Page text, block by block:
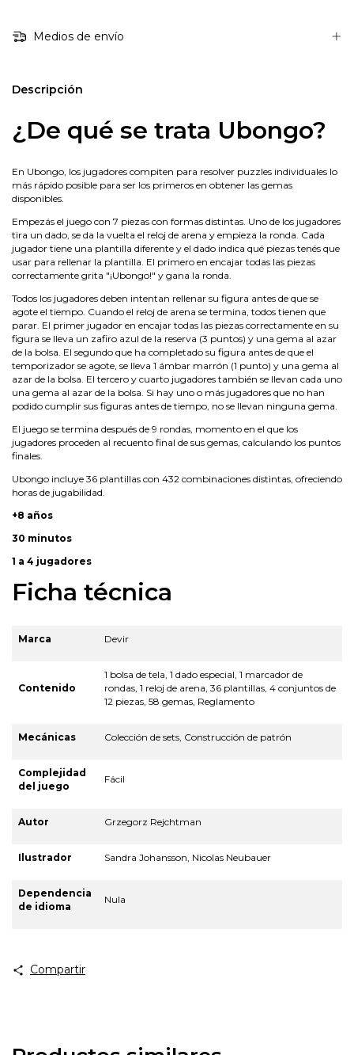
Medios de envío
Descripción
¿De qué se trata Ubongo?
En Ubongo, los jugadores compiten para resolver puzzles individuales lo
más rápido posible para ser los primeros en obtener las gemas
disponibles.
Empezás el juego con 7 piezas con formas distintas. Uno de los jugadores
tira un dado, se da la vuelta el reloj de arena y empieza la ronda. Cada
jugador tiene una plantilla diferente y el dado indica qué piezas tenés que
usar para rellenar la plantilla. El primero en encajar todas las piezas
correctamente grita "¡Ubongo!" y gana la ronda.
Todos los jugadores deben intentan rellenar su figura antes de que se
agote el tiempo. Cuando el reloj de arena se termina, todos tienen que
parar. El primer jugador en encajar todas las piezas correctamente en su
figura se lleva un zafiro azul de la reserva (3 puntos) y una gema al azar
de la bolsa. El segundo que ha completado su figura antes de que el
temporizador se agote, se lleva 1 ámbar marrón (1 punto) y una gema al
azar de la bolsa. El tercero y cuarto jugadores también se llevan cada uno
una gema al azar de la bolsa. Si hay uno o más jugadores que no han
podido cumplir sus figuras antes de tiempo, no se llevan ninguna gema.
El juego se termina después de 9 rondas, momento en el que los
jugadores proceden al recuento final de sus gemas, calculando los puntos
finales.
Ubongo incluye 36 plantillas con 432 combinaciones distintas, ofreciendo
horas de jugabilidad.
+8 años
30 minutos
1 a 4 jugadores
Ficha técnica
Marca Devir
Contenido
1 bolsa de tela, 1 dado especial, 1 marcador de
rondas, 1 reloj de arena, 36 plantillas, 4 conjuntos de
12 piezas, 58 gemas, Reglamento
Mecánicas Colección de sets, Construcción de patrón
Complejidad
del juego
Fácil
Autor Grzegorz Rejchtman
Ilustrador Sandra Johansson, Nicolas Neubauer
Dependencia
de idioma
Nula
Compartir